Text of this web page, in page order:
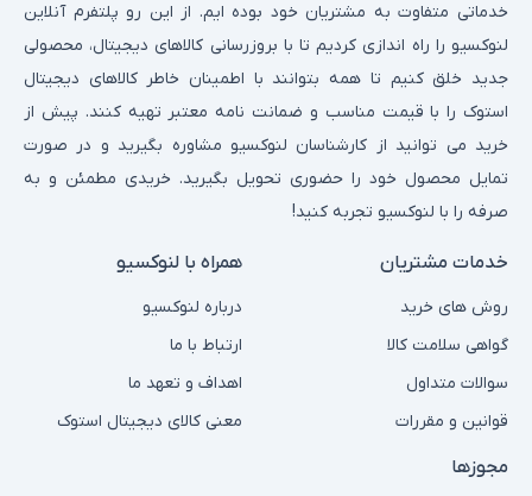
خدماتی متفاوت به مشتریان خود بوده ایم. از این رو پلتفرم آنلاین
لنوکسیو را راه اندازی کردیم تا با بروزرسانی کالاهای دیجیتال، محصولی
جدید خلق کنیم تا همه بتوانند با اطمینان خاطر کالاهای دیجیتال
استوک را با قیمت مناسب و ضمانت نامه معتبر تهیه کنند. پیش از
خرید می توانید از کارشناسان لنوکسیو مشاوره بگیرید و در صورت
تمایل محصول خود را حضوری تحویل بگیرید. خریدی مطمئن و به
صرفه را با لنوکسیو تجربه کنید!
خدمات مشتریان
روش های خرید
گواهی سلامت کالا
سوالات متداول
قوانین و مقررات
همراه با لنوکسیو
درباره لنوکسیو
ارتباط با ما
اهداف و تعهد ما
معنی کالای دیجیتال استوک
مجوزها